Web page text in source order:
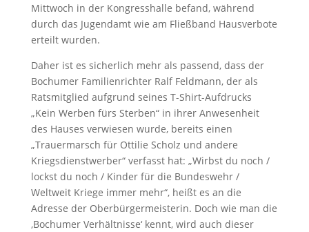
Mittwoch in der Kongresshalle befand, während
durch das Jugendamt wie am Fließband Hausverbote
erteilt wurden.
Daher ist es sicherlich mehr als passend, dass der
Bochumer Familienrichter Ralf Feldmann, der als
Ratsmitglied aufgrund seines T-Shirt-Aufdrucks
„Kein Werben fürs Sterben“ in ihrer Anwesenheit
des Hauses verwiesen wurde, bereits einen
„Trauermarsch für Ottilie Scholz und andere
Kriegsdienstwerber“ verfasst hat: „Wirbst du noch /
lockst du noch / Kinder für die Bundeswehr /
Weltweit Kriege immer mehr“, heißt es an die
Adresse der Oberbürgermeisterin. Doch wie man die
‚Bochumer Verhältnisse‘ kennt, wird auch dieser